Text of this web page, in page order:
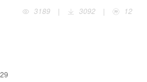
式，对建模产生的话题进行JS距离检测
本文分别对爬虫采集到的中英混合新闻数
噪，提高话题特征表示去除无意义噪音
采集构建的真实数据集上，改进后的话
情况下对可对比语料集进行跨语言共现
3189
| 3092 | 12